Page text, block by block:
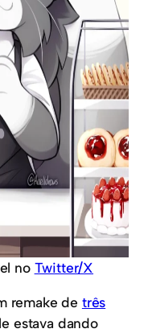
no Twitter/X
remake de três
estava dando